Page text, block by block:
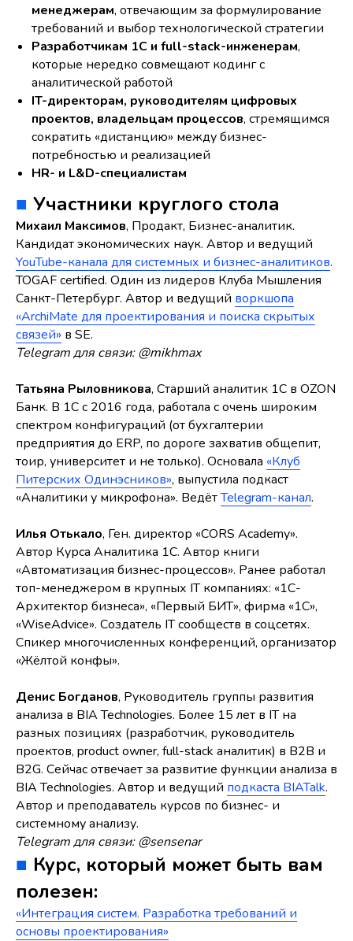
менеджерам, отвечающим за формулирование
требований и выбор технологической стратегии
Разработчикам 1С и full-stack-инженерам,
которые нередко совмещают кодинг с
аналитической работой
IT-директорам, руководителям цифровых
проектов, владельцам процессов, стремящимся
сократить «дистанцию» между бизнес-
потребностью и реализацией
HR- и L&D-специалистам
■ Участники круглого стола
Михаил Максимов, Продакт, Бизнес-аналитик.
Кандидат экономических наук. Автор и ведущий
YouTube-канала для системных и бизнес-аналитиков.
TOGAF certified. Один из лидеров Клуба Мышления
Санкт-Петербург. Автор и ведущий воркшопа
«ArchiMate для проектирования и поиска скрытых
связей» в SE.
Telegram для связи: @mikhmax
Татьяна Рыловникова, Старший аналитик 1С в OZON
Банк. В 1С с 2016 года, работала с очень широким
спектром конфигураций (от бухгалтерии
предприятия до ERP, по дороге захватив общепит,
тоир, университет и не только). Основала «Клуб
Питерских Одинэсников», выпустила подкаст
«Аналитики у микрофона». ВедётTelegram-канал.
Илья Отькало, Ген. директор «CORS Academy».
Автор Курса Аналитика 1С. Автор книги
«Автоматизация бизнес-процессов». Ранее работал
топ-менеджером в крупных IT компаниях: «1С-
Архитектор бизнеса», «Первый БИТ», фирма «1С»,
«WiseAdvice». Создатель IT сообществ в соцсетях.
Спикер многочисленных конференций, организатор
«Жёлтой конфы».
Денис Богданов, Руководитель группы развития
анализа в BIA Technologies. Более 15 лет в IT на
разных позициях (разработчик, руководитель
проектов, product owner, full-stack аналитик) в B2B и
B2G. Сейчас отвечает за развитие функции анализа в
BIA Technologies. Автор и ведущий подкаста BIATalk.
Автор и преподаватель курсов по бизнес- и
системному анализу.
Telegram для связи: @sensenar
■ Курс, который может быть вам
полезен:
«Интеграция систем. Разработка требований и
основы проектирования»